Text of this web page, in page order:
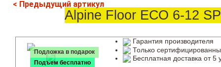
< Предыдущий артикул
Alpine Floor ЕСО 6-12
Подложка в подарок
Подъем бесплатно
Гарантия производителя
Только
Бесплатная доставка от 5